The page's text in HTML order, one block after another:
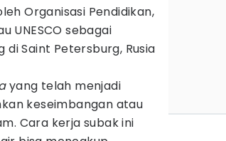
Organisasi Pendidikan,
UNESCO sebagai
di Saint Petersburg, Rusia
yang telah menjadi
keseimbangan atau
Cara kerja subak ini